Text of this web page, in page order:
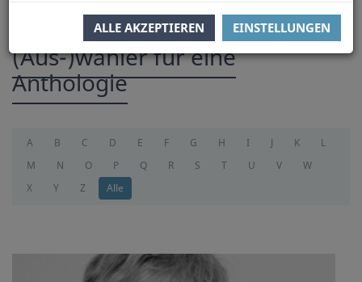
ALLE AKZEPTIEREN EINSTELLUNGEN
(Aus-)wähler für eine
Anthologie
A B C D E F G H I J K
L
M
N O P Q R S T U V
W
X
Y Z Alle